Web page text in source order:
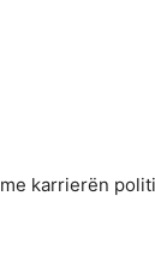
karrierën